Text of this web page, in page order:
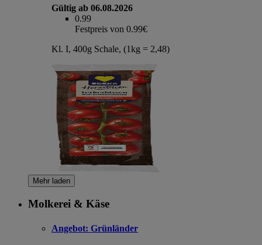
Gültig ab 06.08.2026
0.99
Festpreis von 0.99€
Kl. I, 400g Schale, (1kg = 2,48)
Mehr laden
Molkerei & Käse
Angebot: Grünländer